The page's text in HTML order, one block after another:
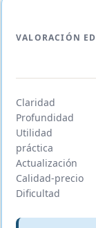
VALORACIÓN
Claridad
Profundidad
Utilidad
práctica
Actualización
Calidad-precio
Dificultad